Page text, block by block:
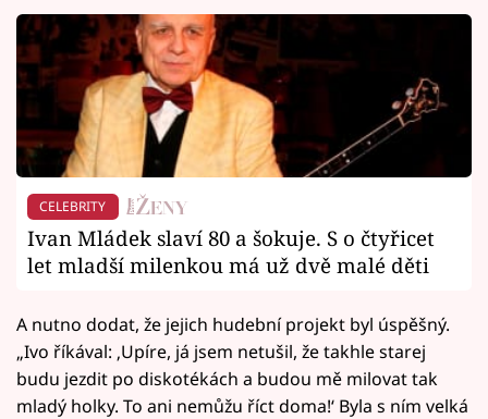
CELEBRITY
Ivan Mládek slaví 80 a šokuje. S o čtyřicet
let mladší milenkou má už dvě malé děti
A nutno dodat, že jejich hudební projekt byl úspěšný.
„Ivo říkával: ‚Upíre, já jsem netušil, že takhle starej
budu jezdit po diskotékách a budou mě milovat tak
mladý holky. To ani nemůžu říct doma!‘ Byla s ním velká